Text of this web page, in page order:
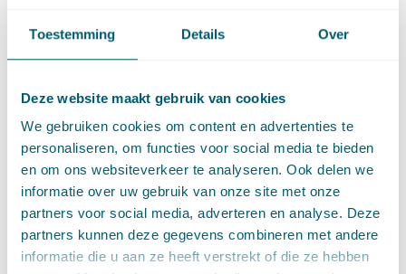
Toestemming Details Over
Deze website maakt gebruik van cookies
We gebruiken cookies om content en advertenties te
personaliseren, om functies voor social media te bieden
en om ons websiteverkeer te analyseren. Ook delen we
informatie over uw gebruik van onze site met onze
partners voor social media, adverteren en analyse. Deze
partners kunnen deze gegevens combineren met andere
informatie die u aan ze heeft verstrekt of die ze hebben
15.30 uur: Actualiteiten privacyrecht
16.30 uur: Borrel